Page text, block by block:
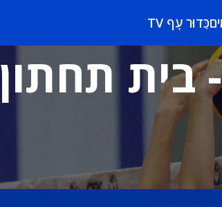
כַּדוּר עָף TV
בית תחתון